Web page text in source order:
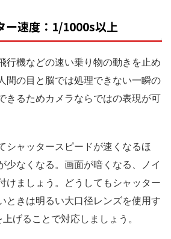
ー速度：1/1000s以上
行機などの速い乗り物の動きを止め
間の目と脳では処理できない一瞬の
きるためカメラならではの表現が可
シャッタースピードが速くなるほ
少なくなる。画面が暗くなる、ノイ
けましょう。どうしてもシャッター
ときは明るい大口径レンズを使用す
げることで対応しましょう。